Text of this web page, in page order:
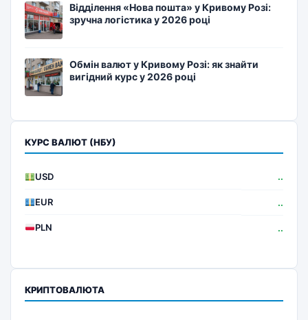
Відділення «Нова пошта» у Кривому Розі:
зручна логістика у 2026 році
Обмін валют у Кривому Розі: як знайти
вигідний курс у 2026 році
КУРС ВАЛЮТ (НБУ)
USD ..
EUR ..
PLN ..
КРИПТОВАЛЮТА